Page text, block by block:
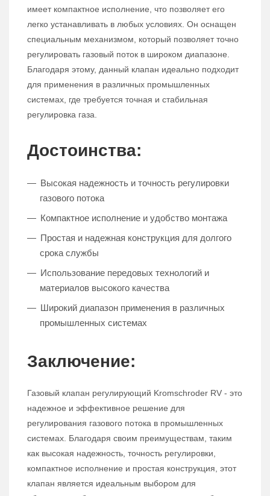
имеет компактное исполнение, что позволяет его
легко устанавливать в любых условиях. Он оснащен
специальным механизмом, который позволяет точно
регулировать газовый поток в широком диапазоне.
Благодаря этому, данный клапан идеально подходит
для применения в различных промышленных
системах, где требуется точная и стабильная
регулировка газа.
Достоинства:
Высокая надежность и точность регулировки
газового потока
Компактное исполнение и удобство монтажа
Простая и надежная конструкция для долгого
срока службы
Использование передовых технологий и
материалов высокого качества
Широкий диапазон применения в различных
промышленных системах
Заключение:
Газовый клапан регулирующий Kromschroder RV - это
надежное и эффективное решение для
регулирования газового потока в промышленных
системах. Благодаря своим преимуществам, таким
как высокая надежность, точность регулировки,
компактное исполнение и простая конструкция, этот
клапан является идеальным выбором для